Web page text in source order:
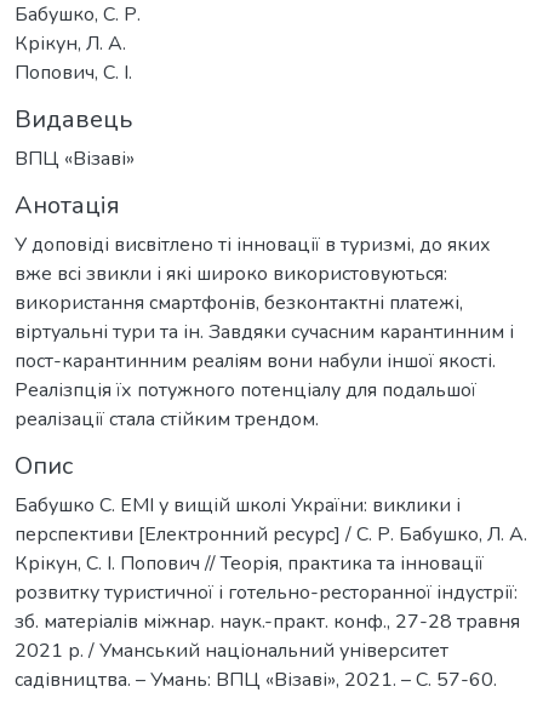
Бабушко, С. Р.
Крікун, Л. А.
Попович, С. І.
Видавець
ВПЦ «Візаві»
Анотація
У доповіді висвітлено ті інновації в туризмі, до яких
вже всі звикли і які широко використовуються:
використання смартфонів, безконтактні платежі,
віртуальні тури та ін. Завдяки сучасним карантинним і
пост-карантинним реаліям вони набули іншої якості.
Реалізпція їх потужного потенціалу для подальшої
реалізації стала стійким трендом.
Опис
Бабушко С. EMI у вищій школі України: виклики і
перспективи [Електронний ресурс] / С. Р. Бабушко, Л. А.
Крікун, С. І. Попович // Теорія, практика та інновації
розвитку туристичної і готельно-ресторанної індустрії:
зб. матеріалів міжнар. наук.-практ. конф., 27-28 травня
2021 р. / Уманський національний університет
садівництва. – Умань: ВПЦ «Візаві», 2021. – С. 57-60.